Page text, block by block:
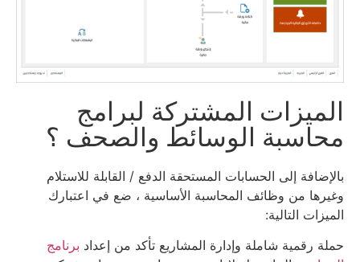
الميزات المشتركة لبرامج
محاسبة الوسائط والصحف ؟
بالإضافة إلى الحسابات المستحقة الدفع / القابلة للاستلام
وغيرها من وظائف المحاسبة الأساسية ، ضع في اعتبارك
الميزات التالية:
حملة رقمية شاملة وإدارة المشاريع تأكد من إعداد برنامج